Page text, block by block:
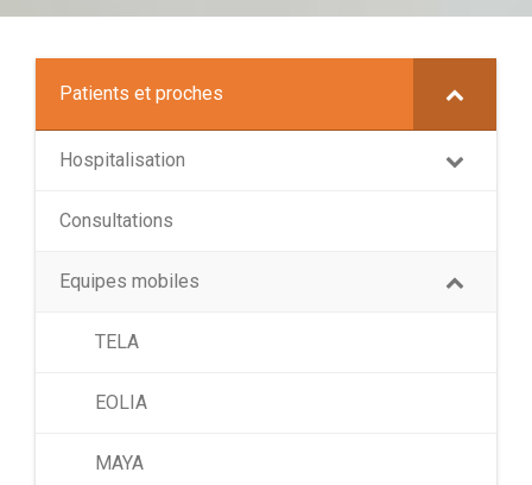
Patients et proches
Hospitalisation
Consultations
Equipes mobiles
TELA
EOLIA
MAYA